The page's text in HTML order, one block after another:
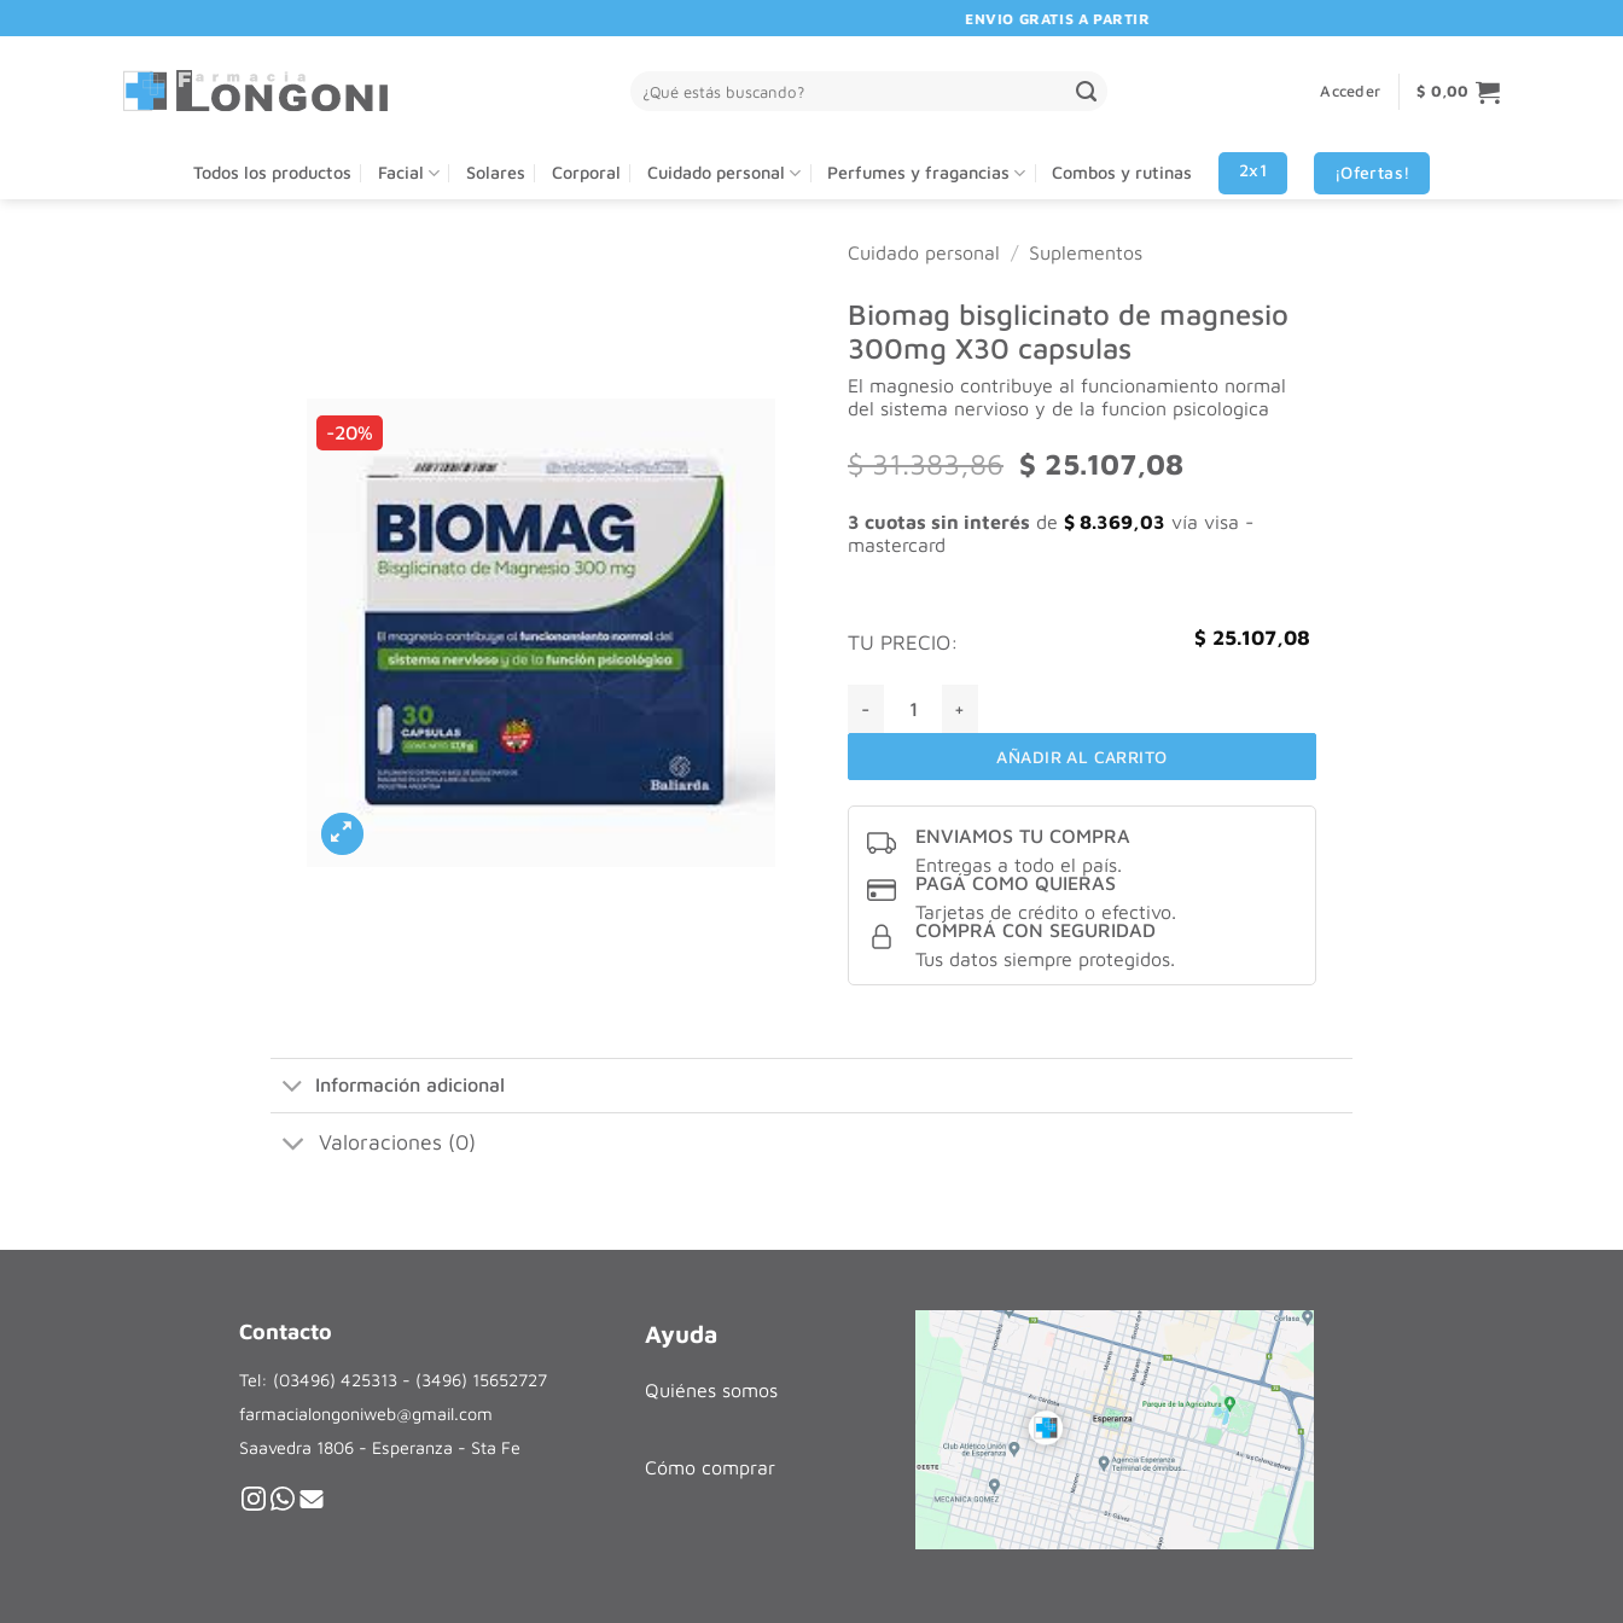
al
ENVIO GRATIS A PARTIR DE $80.000! 🚚 | 💳 3 CUOTAS SIN INTERES VISA - MASTERCARD
por:
Acceder $ 0,00
Todos los productos Facial Solares Corporal Cuidado personal Perfumes y fragancias Combos y rutinas 2x1 ¡Ofertas!
-20%
Cuidado personal / Suplementos
Biomag bisglicinato de magnesio
300mg X30 capsulas
El magnesio contribuye al funcionamiento normal
del sistema nervioso y de la funcion psicologica
$31.383,86 El
precio
original
era:
$ 25.107,08
actual
es:
3 cuotas sin interés de $ 8.369,03 vía visa -
mastercard
TU PRECIO: $ 25.107,08
AÑADIR AL CARRITO
ENVIAMOS TU COMPRA
Entregas a todo el país.
PAGÁ COMO QUIERAS
Tarjetas de crédito o efectivo.
COMPRÁ CON SEGURIDAD
Tus datos siempre protegidos.
Información adicional
Valoraciones (0)
Contacto
Tel: (03496) 425313 - (3496) 15652727
farmacialongoniweb@gmail.com
Saavedra 1806 - Esperanza - Sta Fe
Ayuda
Quiénes somos
Cómo comprar